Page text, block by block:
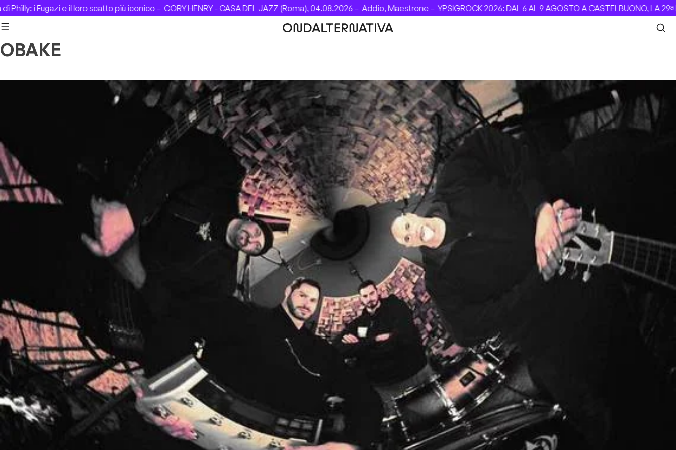
Skip to content
i Fugazi e il loro scatto più iconico –CORY HENRY - CASA DEL JAZZ (Roma), 04.08.2026 –Addio, Maestrone –YPSIGROCK 2026: DAL 6 AL 9 AGOSTO A CASTELBUONO, LA 29ª
OBAKE